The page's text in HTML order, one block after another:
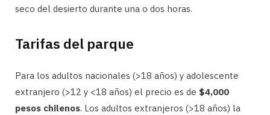
seco del desierto durante una o dos horas.
Tarifas del parque
Para los adultos nacionales (>18 años) y adolescente
extranjero (>12 y <18 años) el precio es de $4,000
pesos chilenos. Los adultos extranjeros (>18 años) la